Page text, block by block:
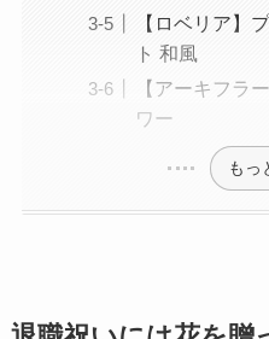
【ロベリア】
ト 和風
【アーキフラ
ワー
もっ